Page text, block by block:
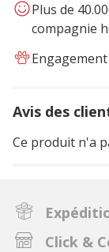
Plus de
compagnie
Avis des
Ce produit n'a
Click &